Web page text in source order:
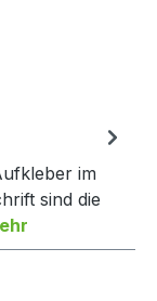
im
sind die